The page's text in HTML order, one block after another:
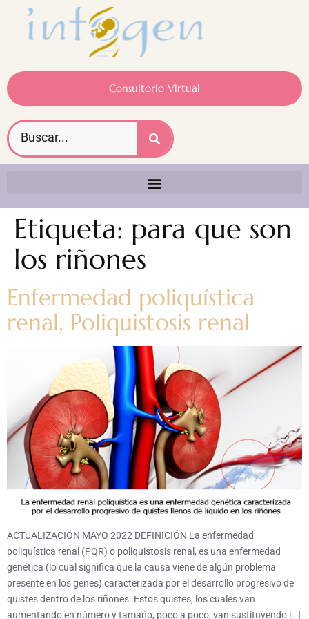
Consultorio Virtual
Etiqueta: para que son
los riñones
Enfermedad poliquística
renal, Poliquistosis renal
ACTUALIZACIÓN MAYO 2022 DEFINICIÓN La enfermedad
poliquística renal (PQR) o poliquistosis renal, es una enfermedad
genética (lo cual significa que la causa viene de algún problema
presente en los genes) caracterizada por el desarrollo progresivo de
quistes dentro de los riñones. Estos quistes, los cuales van
aumentando en número y tamaño, poco a poco, van sustituyendo […]